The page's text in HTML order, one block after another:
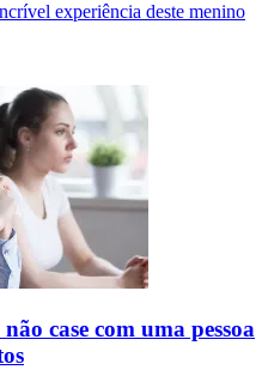
experiência deste menino
case com uma pessoa